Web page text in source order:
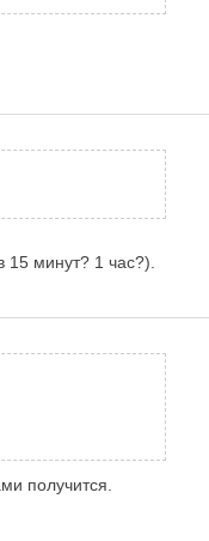
минут? 1 час?).
получится.